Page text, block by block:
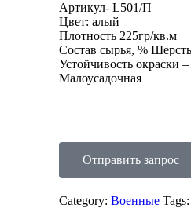
Артикул- L501/П
Цвет: алый
Плотность 225гр/кв.м
Состав сырья, %
Устойчивость окраски
Малоусадочная
Отправить запрос
Category: Военные Tags: